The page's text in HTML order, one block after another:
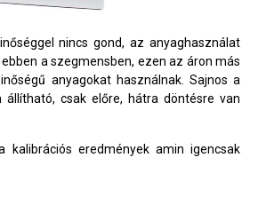
nincs gond, az anyaghasználat
a szegmensben, ezen az áron más
anyagokat használnak. Sajnos a
állítható, csak előre, hátra döntésre van
kalibrációs eredmények amin igencsak